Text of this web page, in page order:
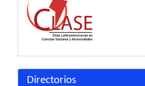
Directorios